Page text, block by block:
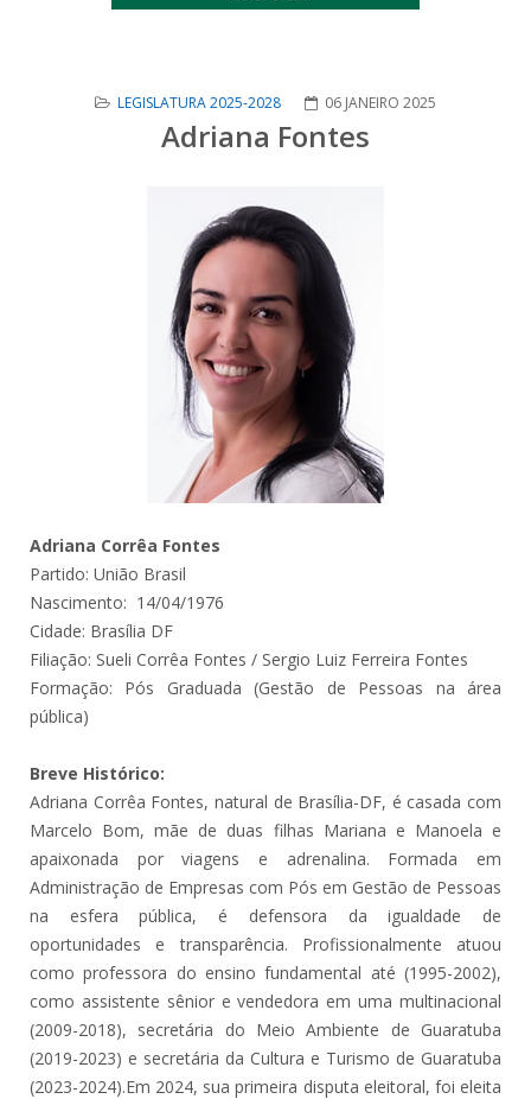
LEGISLATURA 2025-2028 06 JANEIRO 2025
Adriana Fontes
Adriana Corrêa Fontes
Partido: União Brasil
Nascimento: 14/04/1976
Cidade: Brasília DF
Filiação: Sueli Corrêa Fontes / Sergio Luiz Ferreira Fontes
Formação: Pós Graduada (Gestão de Pessoas na área
pública)
Breve Histórico:
Adriana Corrêa Fontes, natural de Brasília-DF, é casada com
Marcelo Bom, mãe de duas filhas Mariana e Manoela e
apaixonada por viagens e adrenalina. Formada em
Administração de Empresas com Pós em Gestão de Pessoas
na esfera pública, é defensora da igualdade de
oportunidades e transparência. Profissionalmente atuou
como professora do ensino fundamental até (1995-2002),
como assistente sênior e vendedora em uma multinacional
(2009-2018), secretária do Meio Ambiente de Guaratuba
(2019-2023) e secretária da Cultura e Turismo de Guaratuba
(2023-2024).Em 2024, sua primeira disputa eleitoral, foi eleita